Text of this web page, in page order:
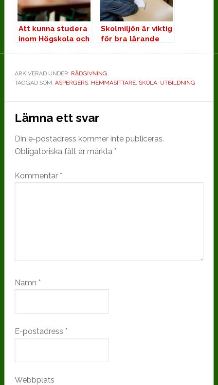
Att kunna studera
inom Högskola och
Skolmiljön är viktig
för bra lärande
ARKIVERAD UNDER: RÅDGIVNING
TAGGAD SOM: ASPERGERS, HEMMASITTARE, SKOLA, UTBILDNING
Läsarkommentarer
Lämna ett svar
Din e-postadress kommer inte publiceras.
Obligatoriska fält är märkta *
Kommentar *
Namn *
E-postadress *
Webbplats